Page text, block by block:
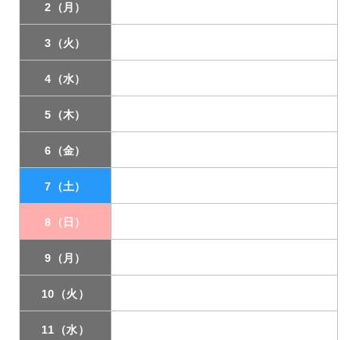
2（月）
3（火）
4（水）
5（木）
6（金）
7（土）
8（日）
9（月）
10（火）
11（水）